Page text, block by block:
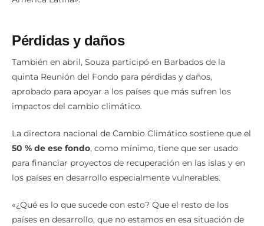
Pérdidas y daños
También en abril, Souza participó en Barbados de la
quinta Reunión del Fondo para pérdidas y daños,
aprobado para apoyar a los países que más sufren los
impactos del cambio climático.
La directora nacional de Cambio Climático sostiene que el
50 % de ese fondo, como mínimo, tiene que ser usado
para financiar proyectos de recuperación en las islas y en
los países en desarrollo especialmente vulnerables.
«¿Qué es lo que sucede con esto? Que el resto de los
países en desarrollo, que no estamos en esa situación de